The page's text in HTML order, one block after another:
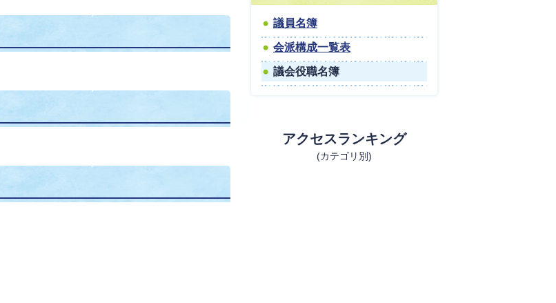
議員名簿
会派構成一覧表
議会役職名簿
アクセスランキング
(カテゴリ別)